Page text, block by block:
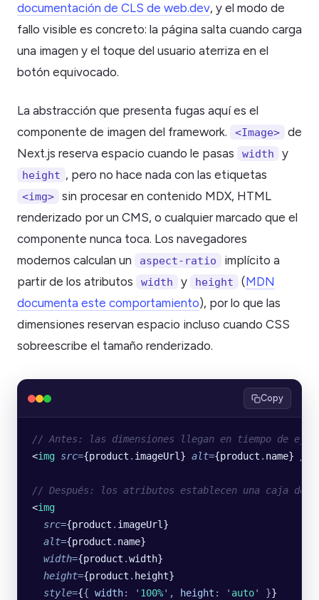
documentación de CLS de web.dev, y el modo de
fallo visible es concreto: la página salta cuando carga
una imagen y el toque del usuario aterriza en el
botón equivocado.
La abstracción que presenta fugas aquí es el
componente de imagen del framework.
<Image>
de
Next.js reserva espacio cuando le pasas
width y
height , pero no hace nada con las etiquetas
<img>
sin procesar en contenido MDX, HTML
renderizado por un CMS, o cualquier marcado que el
componente nunca toca. Los navegadores
modernos calculan un
aspect-ratio
implícito a
partir de los atributos
width y height (MDN
documenta este comportamiento), por lo que las
dimensiones reservan espacio incluso cuando CSS
sobreescribe el tamaño renderizado.
Copy
// Antes: las dimensiones llegan en tiempo de
<img src={product . imageUrl} alt={product . name} />
// Después: los atributos establecen una caja de
<img
  src
={product . imageUrl}
  alt
={product . name}
  width
={product .width}
  height
={product . height}
  style
={{ width: ' 100%' , height : ' auto' }}